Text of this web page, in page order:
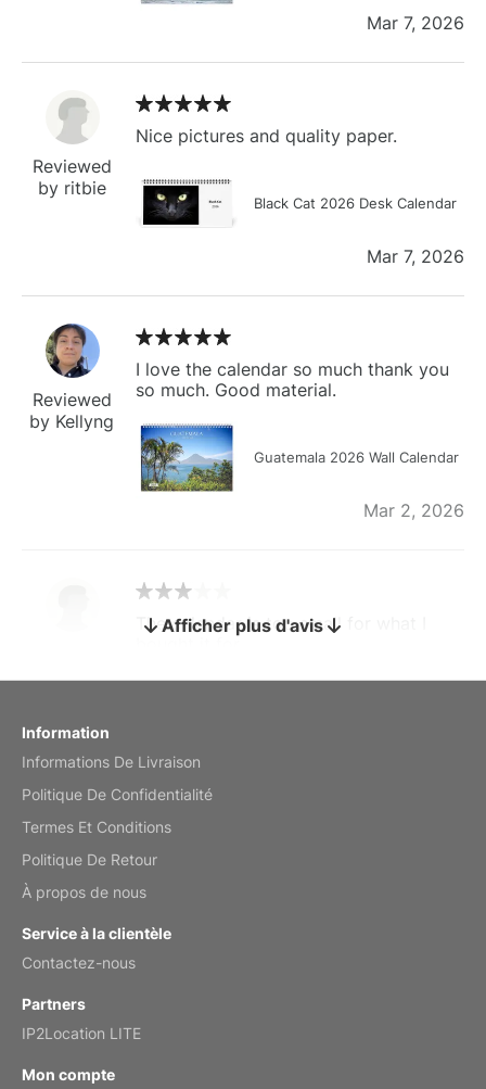
Mar 7, 2026
Reviewed
by ritbie
Nice pictures and quality paper.
Black Cat 2026 Desk Calendar
Mar 7, 2026
Reviewed
by Kellyng
I love the calendar so much thank you
so much. Good material.
Guatemala 2026 Wall Calendar
Mar 2, 2026
by charles
The calendar is too small for what I
bought it for
Reviewed
by Anne
Afficher plus d'avis
Information
Informations De Livraison
Politique De Confidentialité
Termes Et Conditions
Politique De Retour
À propos de nous
Service à la clientèle
Contactez-nous
Partners
IP2Location LITE
Mon compte